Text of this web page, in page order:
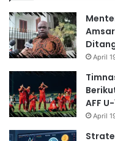
April
AFF
April